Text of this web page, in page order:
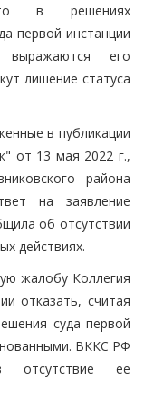
в решениях
первой инстанции
его
лишение статуса
в публикации
от 13 мая 2022 г.,
района
на заявление
об отсутствии
действиях.
жалобу Коллегия
отказать, считая
суда первой
ВККС РФ
отсутствие ее